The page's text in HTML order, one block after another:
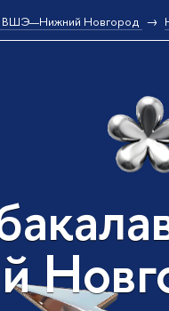
ВШЭ—Нижний Новгород